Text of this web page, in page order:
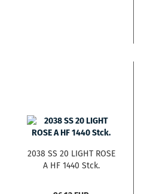
2038 SS 20 LIGHT ROSE
A HF 1440 Stck.